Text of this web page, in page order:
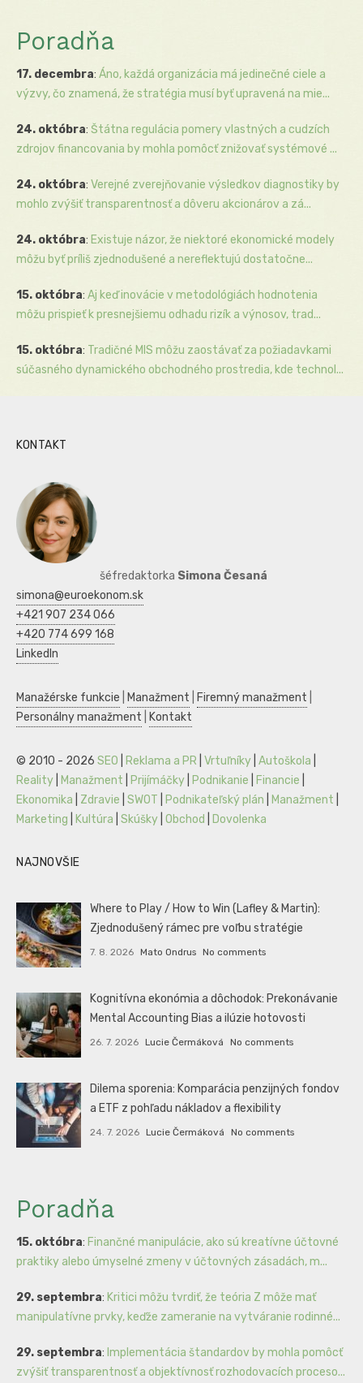
Poradňa
17. decembra: Áno, každá organizácia má jedinečné ciele a
výzvy, čo znamená, že stratégia musí byť upravená na mie...
24. októbra: Štátna regulácia pomery vlastných a cudzích
zdrojov financovania by mohla pomôcť znižovať systémové ...
24. októbra: Verejné zverejňovanie výsledkov diagnostiky by
mohlo zvýšiť transparentnosť a dôveru akcionárov a zá...
24. októbra: Existuje názor, že niektoré ekonomické modely
môžu byť príliš zjednodušené a nereflektujú dostatočne...
15. októbra: Aj keď inovácie v metodológiách hodnotenia
môžu prispieť k presnejšiemu odhadu rizík a výnosov, trad...
15. októbra: Tradičné MIS môžu zaostávať za požiadavkami
súčasného dynamického obchodného prostredia, kde technol...
KONTAKT
šéfredaktorka Simona Česaná
simona@euroekonom.sk
+421 907 234 066
+420 774 699 168
LinkedIn
Manažérske funkcie Manažment Firemný manažment
Personálny manažment
Kontakt
© 2010 - 2026 SEO Reklama a PR Vrtuľníky Autoškola
Reality
Manažment Prijímáčky Podnikanie Financie
Ekonomika
Zdravie SWOT Podnikateľský plán Manažment
Marketing
Kultúra Skúšky Obchod Dovolenka
NAJNOVŠIE
Where to Play / How to Win (Lafley & Martin):
Zjednodušený rámec pre voľbu stratégie
7. 8. 2026 Mato Ondrus No comments
Kognitívna ekonómia a dôchodok: Prekonávanie
Mental Accounting Bias a ilúzie hotovosti
26. 7. 2026 Lucie Čermáková No comments
Dilema sporenia: Komparácia penzijných fondov
a ETF z pohľadu nákladov a flexibility
24. 7. 2026 Lucie Čermáková No comments
Poradňa
15. októbra: Finančné manipulácie, ako sú kreatívne účtovné
praktiky alebo úmyselné zmeny v účtovných zásadách, m...
29. septembra: Kritici môžu tvrdiť, že teória Z môže mať
manipulatívne prvky, keďže zameranie na vytváranie rodinné...
29. septembra: Implementácia štandardov by mohla pomôcť
zvýšiť transparentnosť a objektívnosť rozhodovacích proceso...